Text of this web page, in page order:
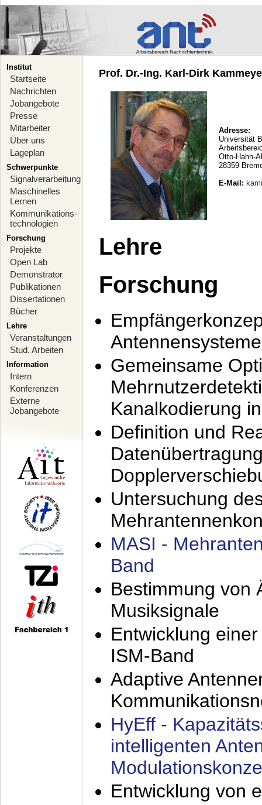
Institut
Startseite
Nachrichten
Jobangebote
Presse
Mitarbeiter
Über uns
Lageplan
Schwerpunkte
Signalverarbeitung
Maschinelles
Lernen
Kommunikations-
technologien
Forschung
Projekte
Open Lab
Demonstrator
Publikationen
Dissertationen
Bücher
Lehre
Veranstaltungen
Stud. Arbeiten
Information
Intern
Konferenzen
Externe
Jobangebote
Prof. Dr.-Ing. Karl-Dirk
Adresse:
Universität
Otto-Hahn-
28359
E-Mail :
Lehre
Forschung
Antennensysteme
Gemeinsame
Kanalkodierung
Definition und
Untersuchung
MASI -
Band
Bestimmung von
Musiksignale
Entwicklung
ISM-Band
Adaptive
HyEff -
intelligenten
Entwicklung von